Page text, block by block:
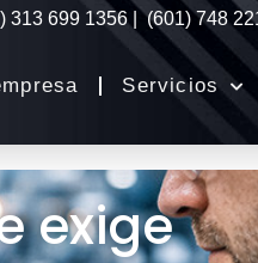
313 699 1356 | (601) 748
Servicios
exige